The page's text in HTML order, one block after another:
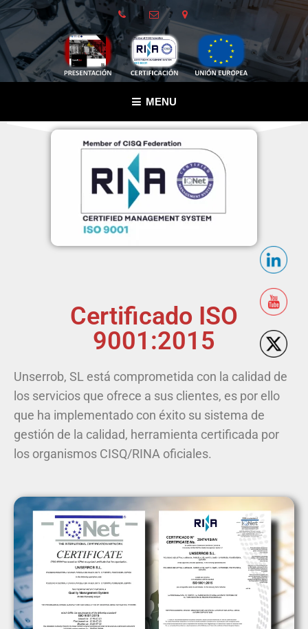
MENU
ISO 9001:2015
Certificado ISO
9001:2015
Unserrob, SL está comprometida con la calidad de
los servicios que ofrece a sus clientes, es por ello
que ha implementado con éxito su sistema de
gestión de la calidad, herramienta certificada por
los organismos CISQ/RINA oficiales.